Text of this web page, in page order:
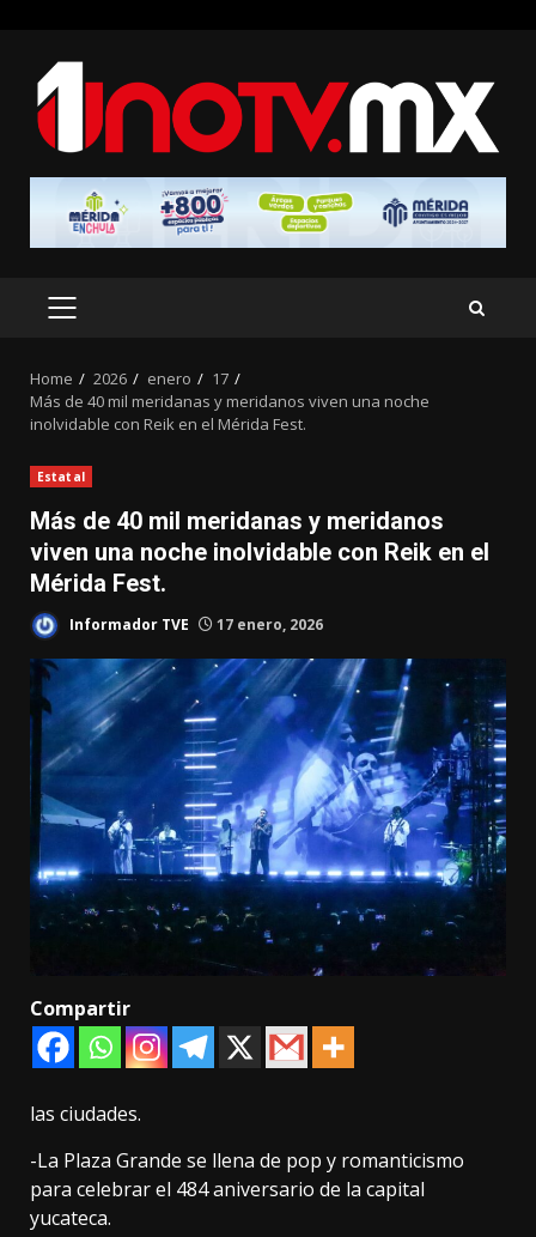
content
PRIMARY
Home 2026 enero
17
Más de 40 mil meridanas y meridanos viven una noche
inolvidable con Reik en el Mérida Fest.
Estatal
Más de 40 mil meridanas y meridanos
viven una noche inolvidable con Reik en el
Mérida Fest.
Informador TVE 17 enero, 2026
Compartir
las ciudades.
-La Plaza Grande se llena de pop y romanticismo
para celebrar el 484 aniversario de la capital
yucateca.